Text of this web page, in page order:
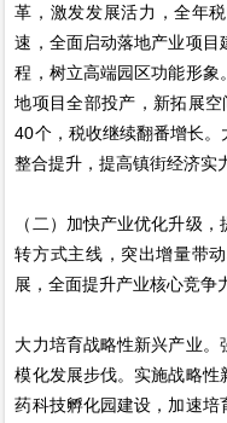
革，激发发展活力，全年
速，全面启动落地产业项目
程，树立高端园区功能形象
地项目全部投产，新拓展
40个，税收继续翻番增长
整合提升，提高镇街经济实
（二）加快产业优化升级
转方式主线，突出增量带
展，全面提升产业核心竞争
大力培育战略性新兴产业
模化发展步伐。实施战略
药科技孵化园建设，加速培